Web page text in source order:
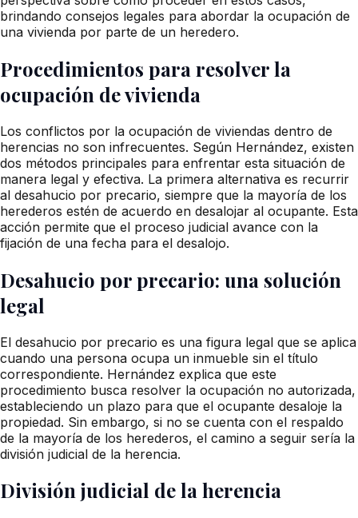
brindando consejos legales para abordar la ocupación de
una vivienda por parte de un heredero.
Procedimientos para resolver la
ocupación de vivienda
Los conflictos por la ocupación de viviendas dentro de
herencias no son infrecuentes. Según Hernández, existen
dos métodos principales para enfrentar esta situación de
manera legal y efectiva. La primera alternativa es recurrir
al desahucio por precario, siempre que la mayoría de los
herederos estén de acuerdo en desalojar al ocupante. Esta
acción permite que el proceso judicial avance con la
fijación de una fecha para el desalojo.
Desahucio por precario: una solución
legal
El desahucio por precario es una figura legal que se aplica
cuando una persona ocupa un inmueble sin el título
correspondiente. Hernández explica que este
procedimiento busca resolver la ocupación no autorizada,
estableciendo un plazo para que el ocupante desaloje la
propiedad. Sin embargo, si no se cuenta con el respaldo
de la mayoría de los herederos, el camino a seguir sería la
división judicial de la herencia.
División judicial de la herencia